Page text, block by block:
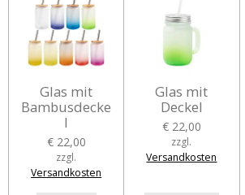
Glas mit
Bambusdecke
l
€ 22,00
zzgl.
Versandkosten
Glas mit
Deckel
€ 22,00
zzgl.
Versandkosten